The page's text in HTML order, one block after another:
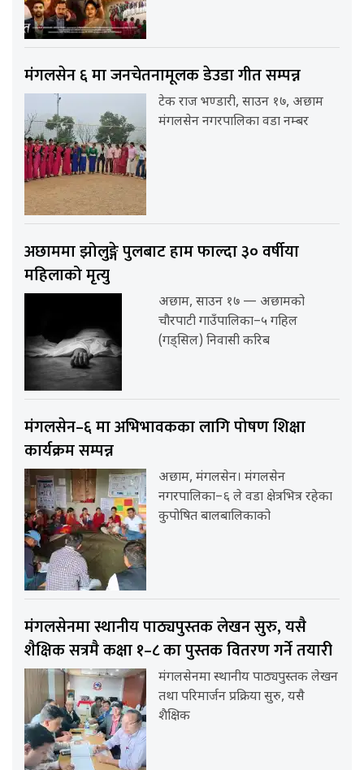
मंगलसेन ६ मा जनचेतनामूलक डेउडा गीत सम्पन्न
टेक राज भण्डारी, साउन १७, अछाम
मंगलसेन नगरपालिका वडा नम्बर
अछाममा झोलुङ्गे पुलबाट हाम फाल्दा ३० वर्षीया
महिलाको मृत्यु
अछाम, साउन १७ — अछामको
चौरपाटी गाउँपालिका–५ गहिल
(गड्सिल) निवासी करिब
मंगलसेन–६ मा अभिभावकका लागि पोषण शिक्षा
कार्यक्रम सम्पन्न
अछाम, मंगलसेन। मंगलसेन
नगरपालिका–६ ले वडा क्षेत्रभित्र रहेका
कुपोषित बालबालिकाको
मंगलसेनमा स्थानीय पाठ्यपुस्तक लेखन सुरु, यसै
शैक्षिक सत्रमै कक्षा १–८ का पुस्तक वितरण गर्ने तयारी
मंगलसेनमा स्थानीय पाठ्यपुस्तक लेखन
तथा परिमार्जन प्रक्रिया सुरु, यसै
शैक्षिक